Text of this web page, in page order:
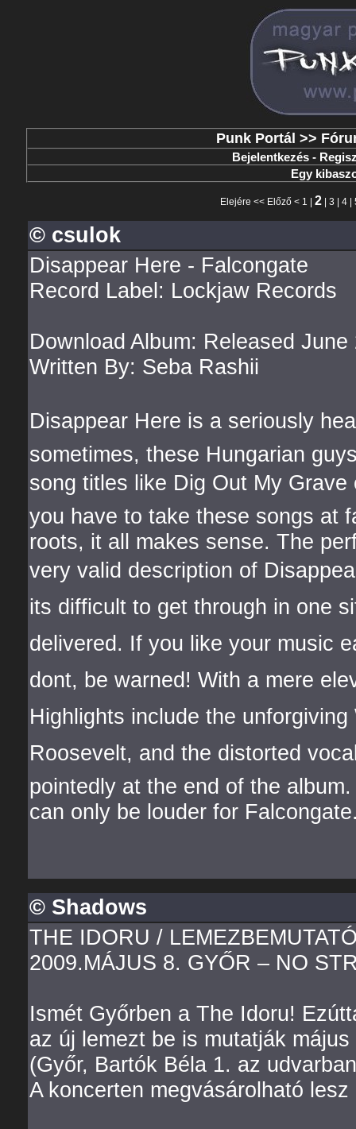
Punk Portál >>
Bejelentkezés -
Egy
Elejére << Előző< 1 2| 3 4|
© csulok
Disappear Here - Falcongate
Record Label: Lockjaw Records
Download Album: Released June
Written By: Seba Rashii
Disappear Here is a seriously
sometimes, these Hungarian
song titles like Dig Out My
you have to take these songs at
roots, it all makes sense. The
very valid description of
its difficult to get through in one
delivered. If you like your music
dont, be warned! With a mere
Highlights include the unforgiving
Roosevelt, and the distorted
pointedly at the end of the
can only be louder for
© Shadows
THE IDORU /
2009.MÁJUS 8. GYŐR – NO
Ismét Győrben a The Idoru!
az új lemezt be is mutatják
(Győr, Bartók Béla 1. az
A koncerten megvásárolható